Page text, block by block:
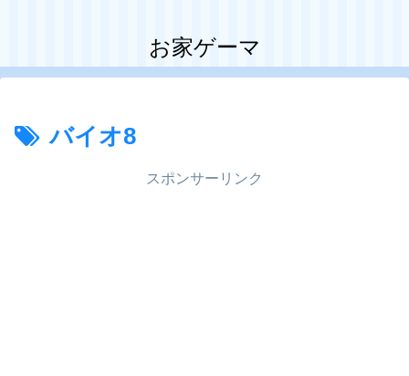
お家ゲーマ
バイオ8
スポンサーリンク